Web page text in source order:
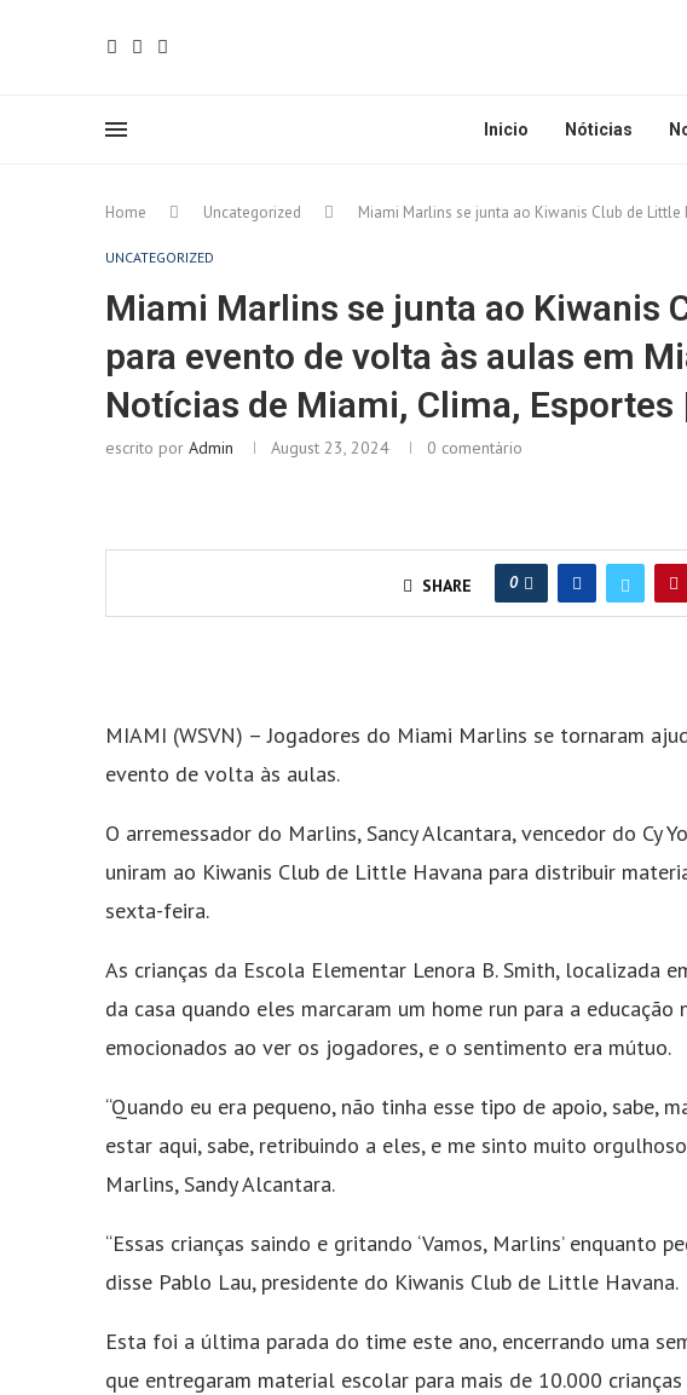
Inicio Nóticias
Home Uncategorized Miami Marlins se junta ao Kiwanis Club de
UNCATEGORIZED
Miami Marlins se junta ao Kiwanis
para evento de volta às aulas em
Notícias de Miami, Clima, Esportes
escrito por Admin August 23, 2024 0 comentário
SHARE 0
MIAMI (WSVN) – Jogadores do Miami Marlins se tornaram
evento de volta às aulas.
O arremessador do Marlins, Sancy Alcantara, vencedor do Cy
uniram ao Kiwanis Club de Little Havana para distribuir
sexta-feira.
As crianças da Escola Elementar Lenora B. Smith, localizada
da casa quando eles marcaram um home run para a
emocionados ao ver os jogadores, e o sentimento era mútuo.
“Quando eu era pequeno, não tinha esse tipo de apoio, sabe,
estar aqui, sabe, retribuindo a eles, e me sinto muito
Marlins, Sandy Alcantara.
“Essas crianças saindo e gritando ‘Vamos, Marlins’ enquanto
disse Pablo Lau, presidente do Kiwanis Club de Little Havana.
Esta foi a última parada do time este ano, encerrando uma
que entregaram material escolar para mais de 10.000